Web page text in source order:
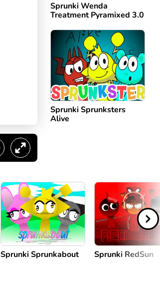
Sprunki Wenda
Treatment Pyramixed 3.0
Sprunki Sprunksters
Alive
Sprunki Sprunkabout Sprunki RedSun